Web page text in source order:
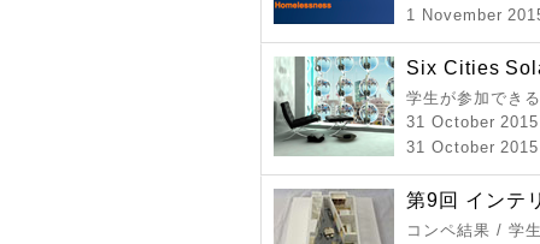
1 November
Six Cities
学生が参加でき
31 October 2015
31 October
第9回 インテ
コンペ結果 / 学